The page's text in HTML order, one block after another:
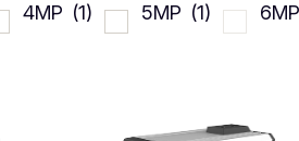
4MP (1) 5MP (1) 6MP